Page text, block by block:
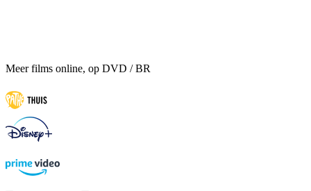
Meer films online, op DVD / BR